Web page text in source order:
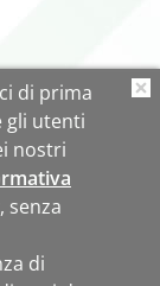
di prima
gli utenti
nostri
senza
di